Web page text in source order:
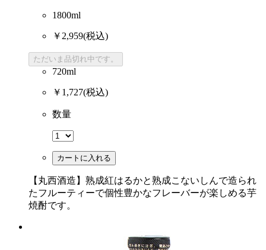
1800ml
￥2,959(税込)
ただいま品切れ中です。
720ml
￥1,727(税込)
数量
カートに入れる
【丸西酒造】熟成紅はるかと熟成こないしんで造られ
たフルーティーで個性豊かなフレーバーが楽しめる芋
焼酎です。